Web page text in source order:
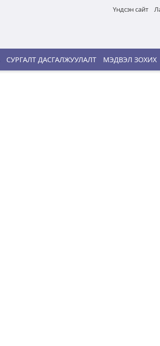
Үндсэн сайт
СУРГАЛТ ДАСГАЛЖУУЛАЛТ МЭДВЭЛ ЗОХИХ